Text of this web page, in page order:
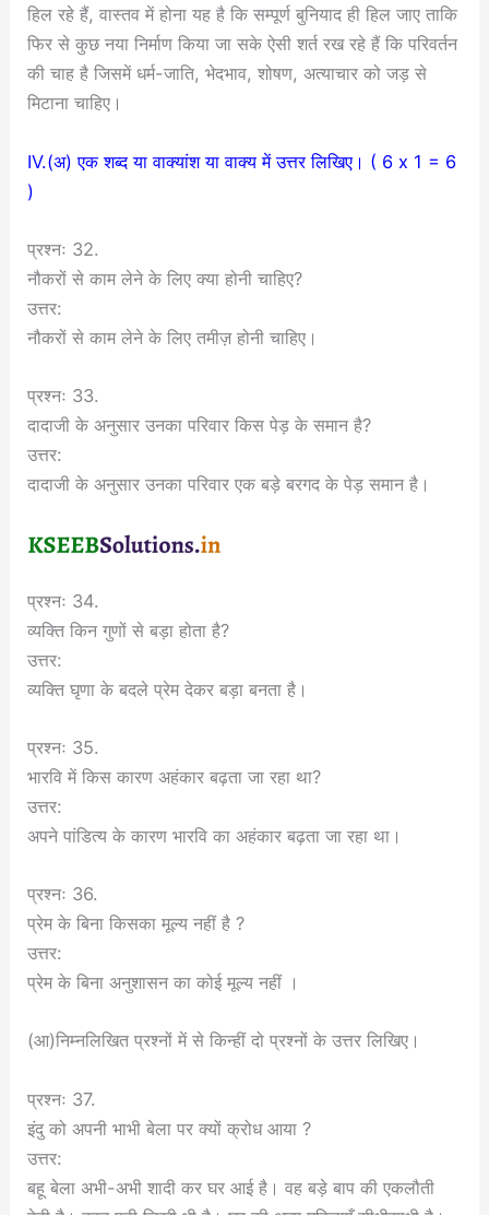
हिल रहे हैं, वास्तव में होना यह है कि सम्पूर्ण बुनियाद ही हिल जाए ताकि
फिर से कुछ नया निर्माण किया जा सके ऐसी शर्त रख रहे हैं कि परिवर्तन
की चाह है जिसमें धर्म-जाति, भेदभाव, शोषण, अत्याचार को जड़ से
मिटाना चाहिए।
IV.(अ) एक शब्द या वाक्यांश या वाक्य में उत्तर लिखिए। ( 6 x 1 = 6
)
प्रश्नः 32.
नौकरों से काम लेने के लिए क्या होनी चाहिए?
उत्तर:
नौकरों से काम लेने के लिए तमीज़ होनी चाहिए।
प्रश्नः 33.
दादाजी के अनुसार उनका परिवार किस पेड़ के समान है?
उत्तर:
दादाजी के अनुसार उनका परिवार एक बड़े बरगद के पेड़ समान है।
प्रश्नः 34.
व्यक्ति किन गुणों से बड़ा होता है?
उत्तर:
व्यक्ति घृणा के बदले प्रेम देकर बड़ा बनता है।
प्रश्नः 35.
भारवि में किस कारण अहंकार बढ़ता जा रहा था?
उत्तर:
अपने पांडित्य के कारण भारवि का अहंकार बढ़ता जा रहा था।
प्रश्नः 36.
प्रेम के बिना किसका मूल्य नहीं है ?
उत्तर:
प्रेम के बिना अनुशासन का कोई मूल्य नहीं ।
(आ)निम्नलिखित प्रश्नों में से किन्हीं दो प्रश्नों के उत्तर लिखिए।
प्रश्नः 37.
इंदु को अपनी भाभी बेला पर क्यों क्रोध आया ?
उत्तर:
बहू बेला अभी-अभी शादी कर घर आई है। वह बड़े बाप की एकलौती